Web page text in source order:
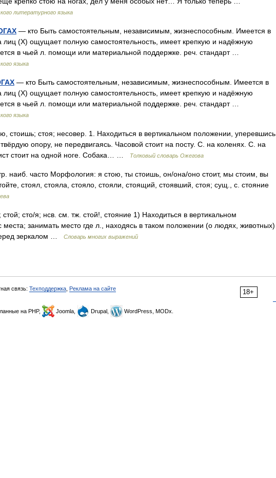
литературного языка
— кто Быть самостоятельным, независимым, жизнеспособным. Имеется в
лиц (Х) ощущает полную самостоятельность, имеет крепкую и надёжную
в чьей л. помощи или материальной поддержке. реч. стандарт …
языка
— кто Быть самостоятельным, независимым, жизнеспособным. Имеется в
лиц (Х) ощущает полную самостоятельность, имеет крепкую и надёжную
в чьей л. помощи или материальной поддержке. реч. стандарт …
языка
стоя; несовер. 1. Находиться в вертикальном положении, уперевшись
опору, не передвигаясь. Часовой стоит на посту. С. на коленях. С. на
стоит на одной ноге. Собака… …
Толковый словарь Ожегова
наиб. часто Морфология: я стою, ты стоишь, он/она/оно стоит, мы стоим, вы
стоял, стояла, стояло, стояли, стоящий, стоявший, стоя; сущ., с. стояние
сто/я; нсв. см. тж. стой!, стояние 1) Находиться в вертикальном
места; занимать место где л., находясь в таком положении (о людях, животных)
зеркалом …
Словарь многих выражений
18+
связь: Техподдержка Реклама на сайте
на PHP, Joomla, Drupal, WordPress, MODx.